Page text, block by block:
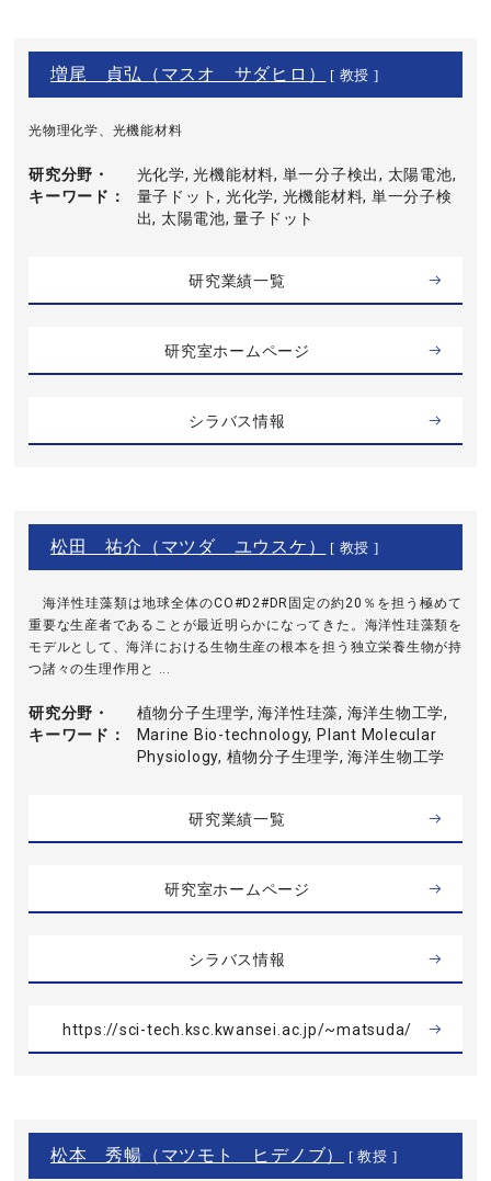
増尾 貞弘（マスオ サダヒロ） [ 教授 ]
光物理化学、光機能材料
研究分野・
キーワード
光化学, 光機能材料, 単一分子検出, 太陽電池,
量子ドット, 光化学, 光機能材料, 単一分子検
出, 太陽電池, 量子ドット
研究業績一覧
研究室ホームページ
シラバス情報
松田 祐介（マツダ ユウスケ） [ 教授 ]
海洋性珪藻類は地球全体のCO#D2#DR固定の約20％を担う極めて
重要な生産者であることが最近明らかになってきた。海洋性珪藻類を
モデルとして、海洋における生物生産の根本を担う独立栄養生物が持
つ諸々の生理作用と ...
研究分野・
キーワード
植物分子生理学, 海洋性珪藻, 海洋生物工学,
Marine Bio-technology, Plant Molecular
Physiology, 植物分子生理学, 海洋生物工学
研究業績一覧
研究室ホームページ
シラバス情報
https://sci-tech.ksc.kwansei.ac.jp/~matsuda/
松本 秀暢（マツモト ヒデノブ） [ 教授 ]